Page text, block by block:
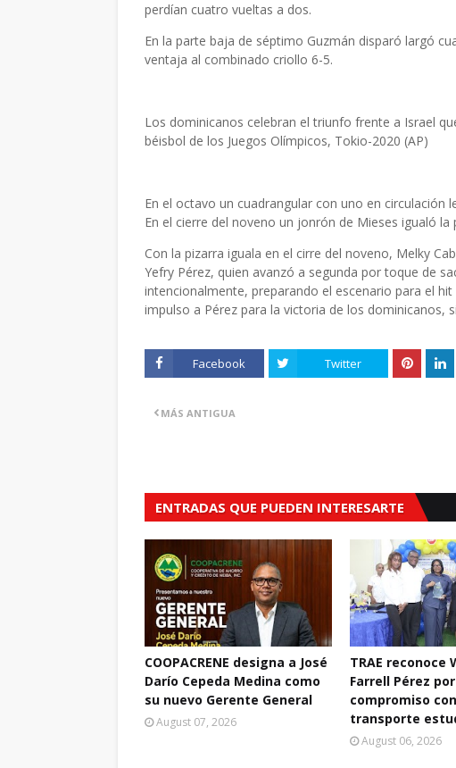
perdían cuatro vueltas a dos.
En la parte baja de séptimo Guzmán disparó largó
ventaja al combinado criollo 6-5.
Los dominicanos celebran el triunfo frente a Israel
béisbol de los Juegos Olímpicos, Tokio-2020 (AP)
En el octavo un cuadrangular con uno en circulación
En el cierre del noveno un jonrón de Mieses igualó la
Con la pizarra iguala en el cirre del noveno, Melky
Yefry Pérez, quien avanzó a segunda por toque de
intencionalmente, preparando el escenario para el
impulso a Pérez para la victoria de los dominicanos,
Facebook Twitter
MÁS ANTIGUA
ENTRADAS QUE PUEDEN INTERESARTE
COOPACRENE designa a José
Darío Cepeda Medina como
su nuevo Gerente General
August 07, 2026
TRAE reconoce
Farrell Pérez
compromiso
transporte
August 06, 2026